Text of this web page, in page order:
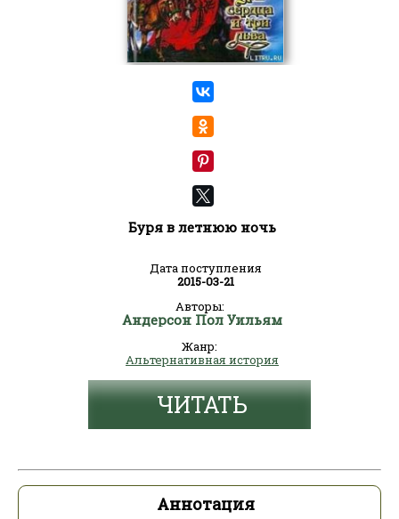
Буря в летнюю ночь
Дата поступления
2015-03-21
Авторы:
Андерсон Пол Уильям
Жанр:
Альтернативная история
ЧИТАТЬ
Аннотация